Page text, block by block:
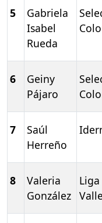
5
Gabriela
Isabel
Rueda
6
Geiny
Pájaro
7
Saúl
Herreño
8
Valeria
González Valle